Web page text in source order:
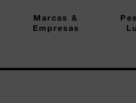
Marcas &
Empresas